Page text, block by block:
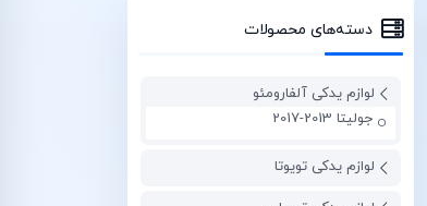
دسته‌های محصولات
لوازم یدکی آلفارومئو
جولیتا 2013-2017
لوازم یدکی تویوتا